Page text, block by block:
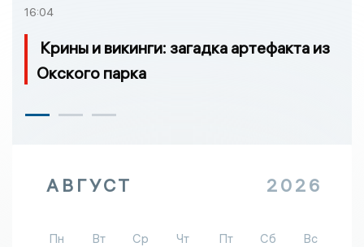
16:04
Крины и викинги: загадка артефакта из
Окского парка
АВГУСТ 2026
Пн Вт Ср Чт Пт Сб
Вс